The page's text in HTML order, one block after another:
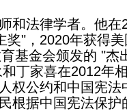
和法律学者。他
奖"，2020年获得
基金会颁发的 "
丁家喜在2012年
权公约和中国宪
根据中国宪法保